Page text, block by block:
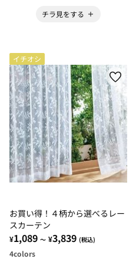
チラ見をする
イチオシ
お買い得！４柄から選べるレー
スカーテン
¥1,089 ～ ¥3,839 (税込)
4colors